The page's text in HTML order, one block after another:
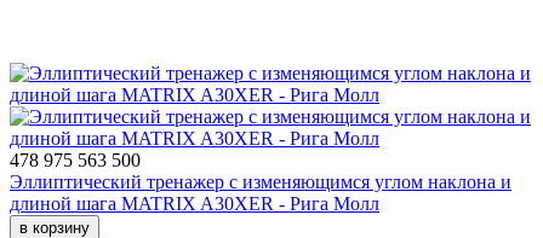
478 975 563 500
Эллиптический тренажер с изменяющимся углом наклона и
длиной шага MATRIX A30XER - Рига Молл
в корзину